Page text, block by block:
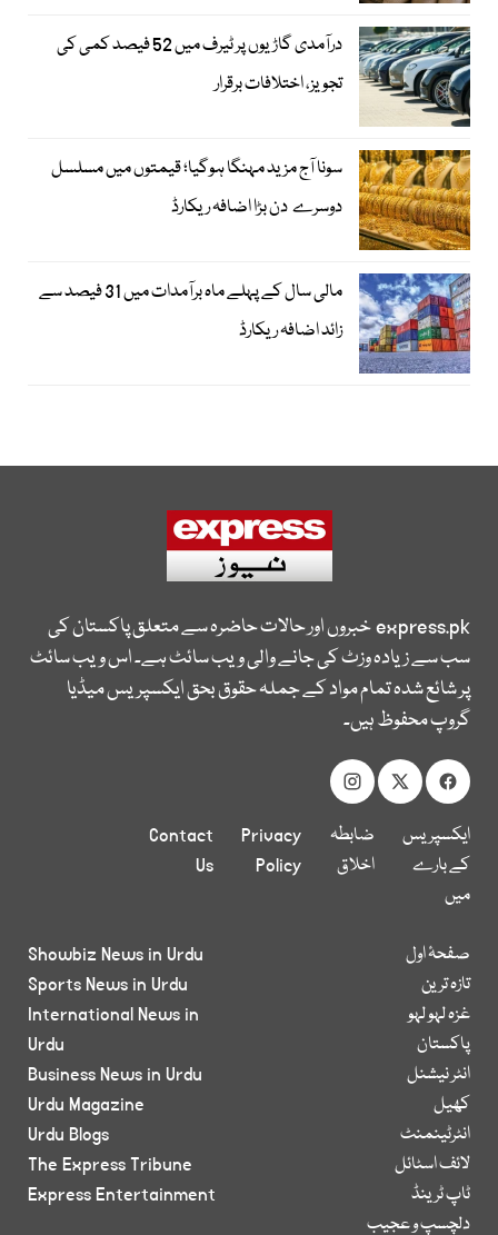
درآمدی گاڑیوں پر ٹیرف میں 52 فیصد کمی کی
تجویز، اختلافات برقرار
سونا آج مزید مہنگا ہوگیا؛ قیمتوں میں مسلسل
دوسرے دن بڑا اضافہ ریکارڈ
مالی سال کے پہلے ماہ برآمدات میں 31 فیصد سے
زائد اضافہ ریکارڈ
express.pkخبروں اور حالات حاضرہ سے متعلق پاکستان کی
سب سے زیادہ وزٹ کی جانے والی ویب سائٹ ہے۔ اس ویب سائٹ
پر شائع شدہ تمام مواد کے جملہ حقوق بحق ایکسپریس میڈیا
گروپ محفوظ ہیں۔
ایکسپریس
کے بارے
میں
ضابطہ
اخلاق
Privacy
Policy
Contact
Us
صفحۂ اول
تازہ ترین
غزہ لہو لہو
پاکستان
انٹر نیشنل
کھیل
انٹرٹینمنٹ
لائف اسٹائل
ٹاپ ٹرینڈ
دلچسپ و عجیب
Showbiz News in Urdu
Sports News in Urdu
International News in
Urdu
Business News in Urdu
Urdu Magazine
Urdu Blogs
The Express Tribune
Express Entertainment